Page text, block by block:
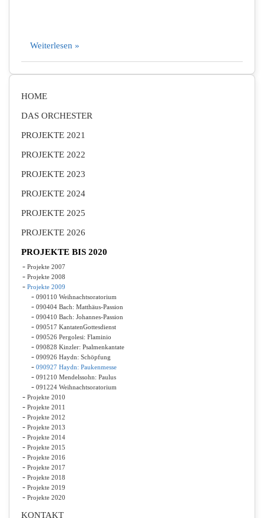
Weiterlesen »
HOME
DAS ORCHESTER
PROJEKTE 2021
PROJEKTE 2022
PROJEKTE 2023
PROJEKTE 2024
PROJEKTE 2025
PROJEKTE 2026
PROJEKTE BIS 2020
Projekte 2007
Projekte 2008
Projekte 2009
090110 Weihnachtsoratorium
090404 Bach: Matthäus-Passion
090410 Bach: Johannes-Passion
090517 KantatenGottesdienst
090526 Pergolesi: Flaminio
090828 Kinzler: Psalmenkantate
090926 Haydn: Schöpfung
090927 Haydn: Paukenmesse
091210 Mendelssohn: Paulus
091224 Weihnachtsoratorium
Projekte 2010
Projekte 2011
Projekte 2012
Projekte 2013
Projekte 2014
Projekte 2015
Projekte 2016
Projekte 2017
Projekte 2018
Projekte 2019
Projekte 2020
KONTAKT